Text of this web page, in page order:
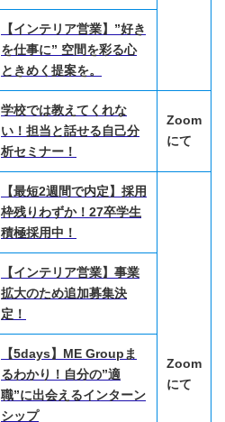
【インテリア営業】”好き
を仕事に” 空間を彩る心
ときめく提案を。
学校では教えてくれな
い！担当と話せる自己分
析セミナー！
Zoom
にて
【最短2週間で内定】採用
枠残りわずか！27卒学生
積極採用中！
Zoom
にて
【インテリア営業】事業
拡大のため追加募集決
定！
【5days】ME Groupま
るわかり！自分の”適
職”に出会えるインターン
シップ